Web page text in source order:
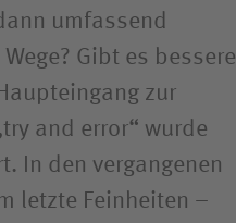
umfassend
Gibt es bessere
zur
and error“ wurde
In den vergangenen
letzte Feinheiten –